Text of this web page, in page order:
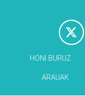
HONI BURUZ
ARAUAK